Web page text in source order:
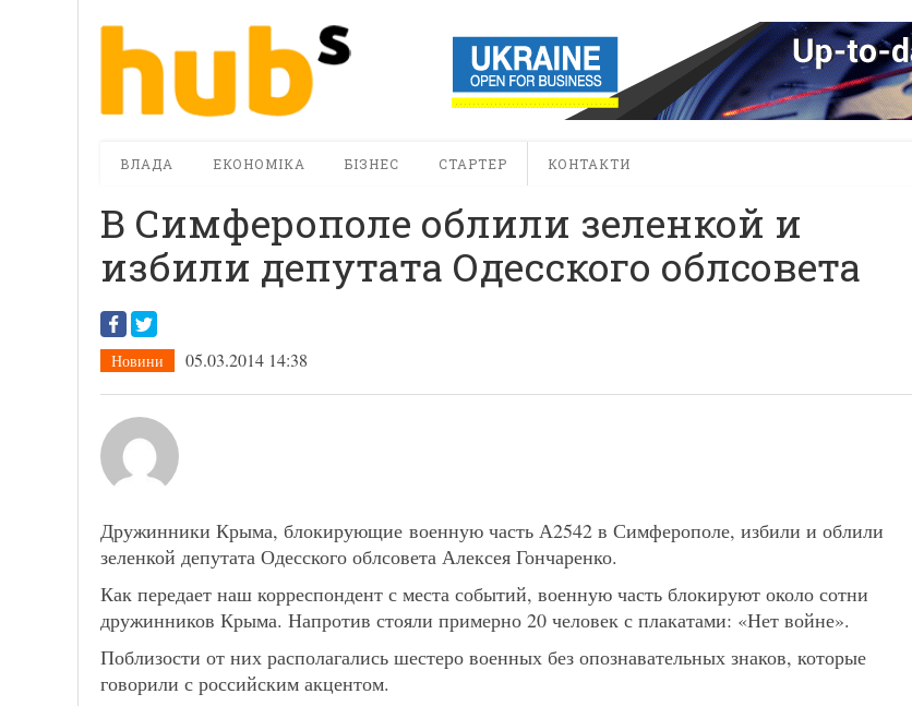
ВЛАДА ЕКОНОМІКА БІЗНЕС СТАРТЕР КОНТАКТИ
В Симферополе облили зеленкой и
избили депутата Одесского облсовета
Новини 05.03.2014 14:38
Дружинники Крыма, блокирующие военную часть А2542 в Симферополе, избили и облили
зеленкой депутата Одесского облсовета Алексея Гончаренко.
Как передает наш корреспондент с места событий, военную часть блокируют около сотни
дружинников Крыма. Напротив стояли примерно 20 человек с плакатами: «Нет войне».
Поблизости от них располагались шестеро военных без опознавательных знаков, которые
говорили с российским акцентом.